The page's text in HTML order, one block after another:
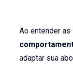
Ao entender as
adaptar sua